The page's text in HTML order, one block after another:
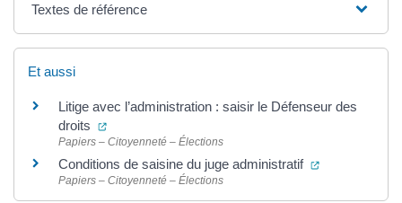
Textes de référence
Et aussi
Litige avec l’administration : saisir le Défenseur des
droits
(ouverture dans un nouvel onglet)
Papiers – Citoyenneté – Élections
Conditions de saisine du juge administratif (ouverture
Papiers – Citoyenneté – Élections